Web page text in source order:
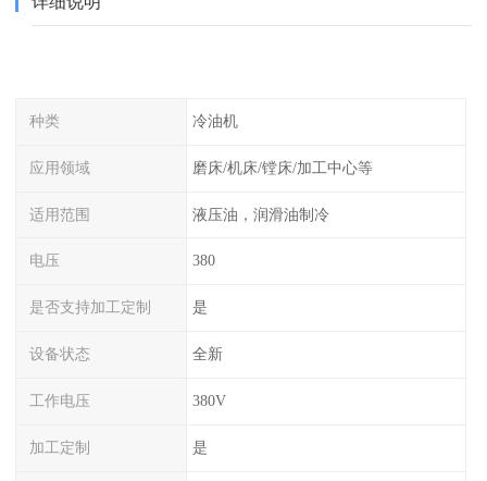
种类 冷油机
应用领域 磨床/机床/镗床/加工中心等
适用范围 液压油，润滑油制冷
电压 380
是否支持加工定制 是
设备状态 全新
工作电压 380V
加工定制 是